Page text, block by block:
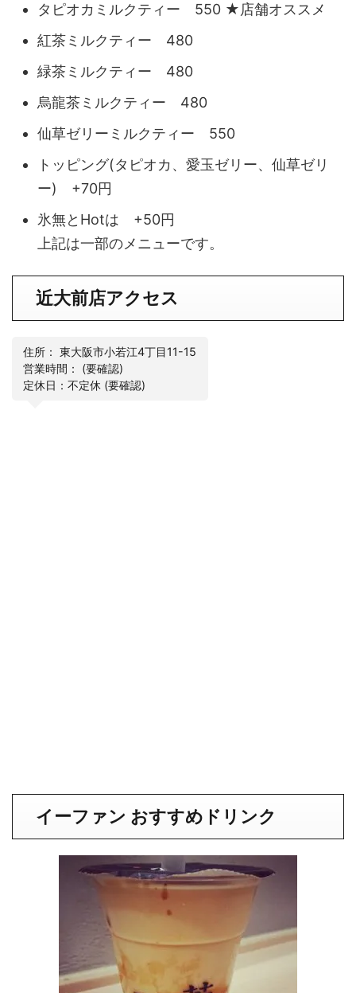
タピオカミルクティー 550 ★店舗オススメ
紅茶ミルクティー 480
緑茶ミルクティー 480
烏龍茶ミルクティー 480
仙草ゼリーミルクティー 550
トッピング(タピオカ、愛玉ゼリー、仙草ゼリ
ー) +70円
氷無とHotは +50円
上記は一部のメニューです。
近大前店アクセス
住所： 東大阪市小若江4丁目11-15
営業時間： (要確認)
定休日：不定休 (要確認)
イーファン おすすめドリンク